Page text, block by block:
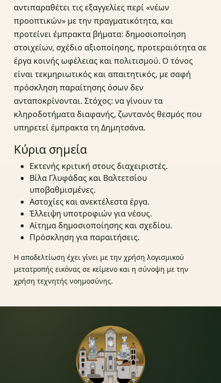
αντιπαραθέτει τις εξαγγελίες περί «νέων
προοπτικών» με την πραγματικότητα, και
προτείνει έμπρακτα βήματα: δημοσιοποίηση
στοιχείων, σχέδιο αξιοποίησης, προτεραιότητα σε
έργα κοινής ωφέλειας και πολιτισμού. Ο τόνος
είναι τεκμηριωτικός και απαιτητικός, με σαφή
πρόσκληση παραίτησης όσων δεν
ανταποκρίνονται. Στόχος: να γίνουν τα
κληροδοτήματα διαφανής, ζωντανός θεσμός που
υπηρετεί έμπρακτα τη Δημητσάνα.
Κύρια σημεία
Εκτενής κριτική στους διαχειριστές.
Βίλα Γλυφάδας και Βαλτετσίου
υποβαθμισμένες.
Αστοχίες και ανεκτέλεστα έργα.
Έλλειψη υποτροφιών για νέους.
Αίτημα δημοσιοποίησης και σχεδίου.
Πρόσκληση για παραιτήσεις.
Η αποδελτίωση έχει γίνει με την χρήση λογισμικού
μετατροπής εικόνας σε κείμενο και η σύνοψη με την
χρήση τεχνητής νοημοσύνης.